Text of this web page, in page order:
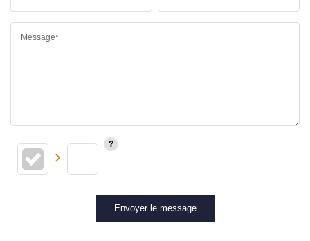
Message*
Envoyer le message